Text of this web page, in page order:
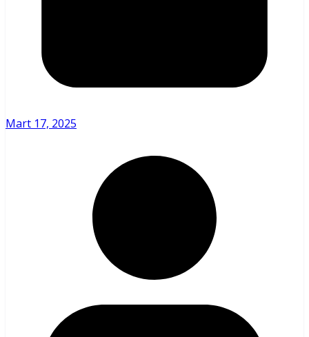
Mart 17, 2025